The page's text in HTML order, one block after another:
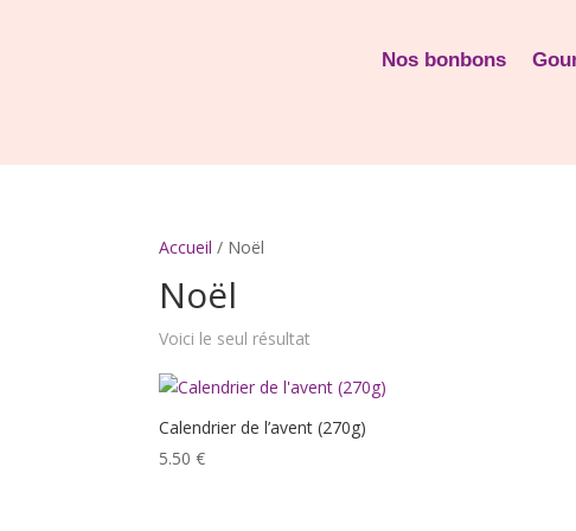
Nos bonbons
Accueil / Noël
Noël
Voici le seul résultat
Calendrier de l’avent (270g)
5.50€